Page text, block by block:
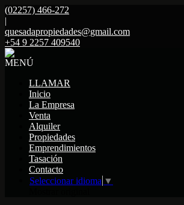
(02257) 466-272
|
quesadapropiedades@gmail.com
+54 9 2257 409540
MENÚ
LLAMAR
Inicio
La Empresa
Venta
Alquiler
Propiedades
Emprendimientos
Tasación
Contacto
Seleccionar idioma ▼